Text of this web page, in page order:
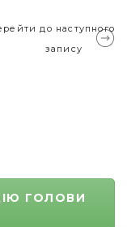
до наступного
запису
ГОЛОВИ